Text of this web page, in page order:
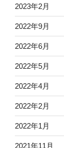
2023年2月
2022年9月
2022年6月
2022年5月
2022年4月
2022年2月
2022年1月
2021年11月